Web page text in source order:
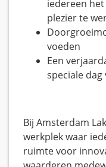
iedereen
plezier te
voeden
Een
speciale
Bij Amsterdam
werkplek waar
ruimte voor